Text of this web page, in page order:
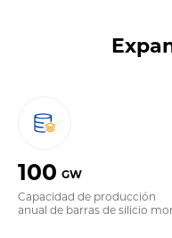
100 GW
Capacidad de producción
anual de barras de silicio